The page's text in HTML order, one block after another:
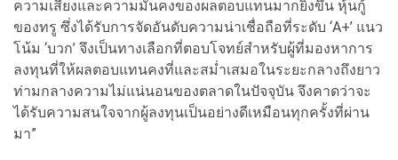
ความเสี่ยงและความมั่นคงของผลตอบแทนมากยิ่งขึ้น หุ้นกู้
ของทรู ซึ่งได้รับการจัดอันดับความน่าเชื่อถือที่ระดับ ‘A+’ แนว
โน้ม ‘บวก’ จึงเป็นทางเลือกที่ตอบโจทย์สำหรับผู้ที่มองหาการ
ลงทุนที่ให้ผลตอบแทนคงที่และสม่ำเสมอในระยะกลางถึงยาว
ท่ามกลางความไม่แน่นอนของตลาดในปัจจุบัน จึงคาดว่าจะ
ได้รับความสนใจจากผู้ลงทุนเป็นอย่างดีเหมือนทุกครั้งที่ผ่าน
มา”